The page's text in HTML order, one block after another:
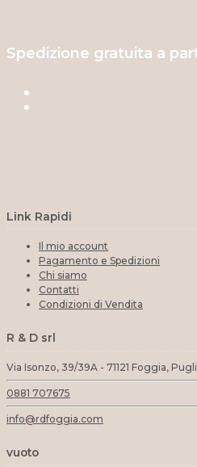
Spedizione gratuita a
Link Rapidi
Il mio account
Pagamento e Spedizioni
Chi siamo
Contatti
Condizioni di Vendita
R & D srl
Via Isonzo, 39/39A - 71121 Foggia,
0881 707675
info@rdfoggia.com
vuoto